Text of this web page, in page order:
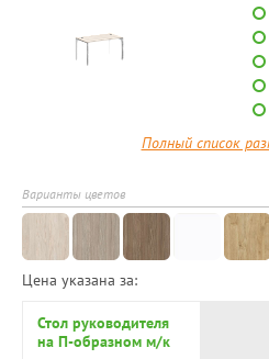
Полный список
Варианты цветов
Цена указана за:
Стол руководителя
на П-образном м/к